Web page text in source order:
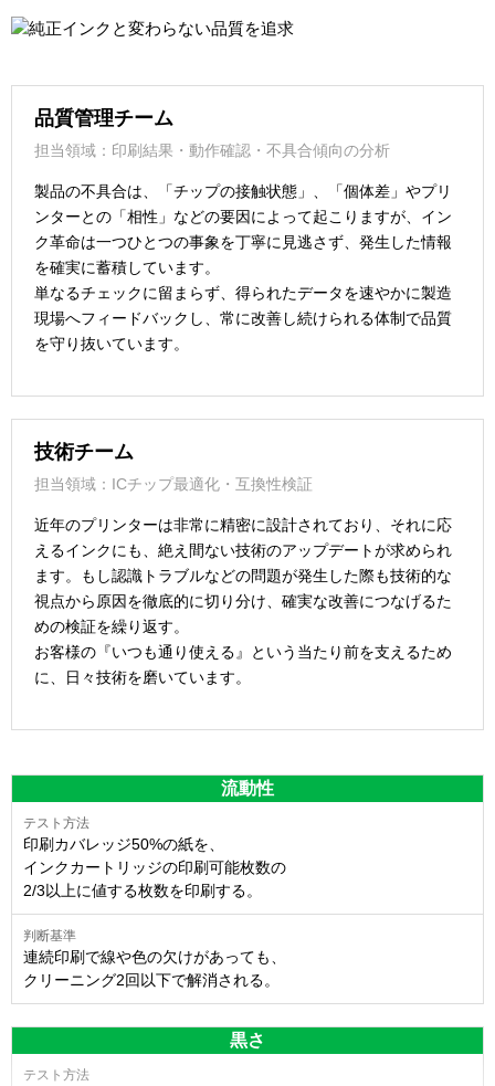
品質管理チーム
担当領域：印刷結果・動作確認・不具合傾向の分析
製品の不具合は、「チップの接触状態」、「個体差」やプリ
ンターとの「相性」などの要因によって起こりますが、イン
ク革命は一つひとつの事象を丁寧に見逃さず、発生した情報
を確実に蓄積しています。
単なるチェックに留まらず、得られたデータを速やかに製造
現場へフィードバックし、常に改善し続けられる体制で品質
を守り抜いています。
技術チーム
担当領域：ICチップ最適化・互換性検証
近年のプリンターは非常に精密に設計されており、それに応
えるインクにも、絶え間ない技術のアップデートが求められ
ます。もし認識トラブルなどの問題が発生した際も技術的な
視点から原因を徹底的に切り分け、確実な改善につなげるた
めの検証を繰り返す。
お客様の『いつも通り使える』という当たり前を支えるため
に、日々技術を磨いています。
流動性
印刷カバレッジ50%の紙を、
インクカートリッジの印刷可能枚数の
2/3以上に値する枚数を印刷する。
連続印刷で線や色の欠けがあっても、
クリーニング2回以下で解消される。
黒さ